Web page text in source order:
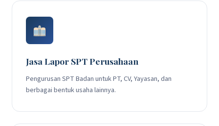
Jasa Lapor SPT Perusahaan
Pengurusan SPT Badan untuk PT, CV, Yayasan, dan
berbagai bentuk usaha lainnya.